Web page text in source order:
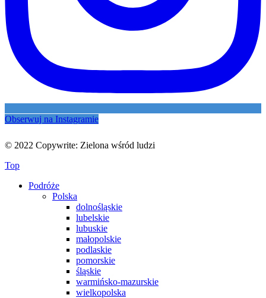
Obserwuj na Instagramie
© 2022 Copywrite: Zielona wśród ludzi
Top
Podróże
Polska
dolnośląskie
lubelskie
lubuskie
małopolskie
podlaskie
pomorskie
śląskie
warmińsko-mazurskie
wielkopolska